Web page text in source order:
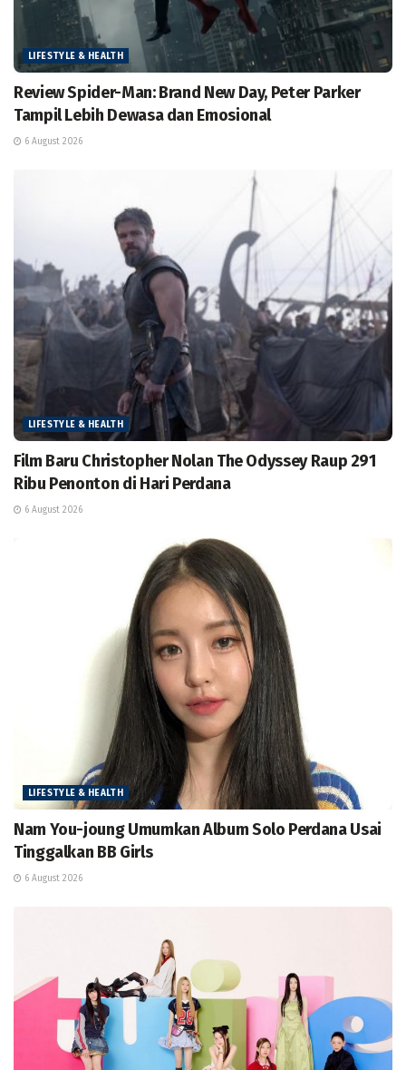
LIFESTYLE & HEALTH
Review Spider-Man: Brand New Day, Peter Parker
Tampil Lebih Dewasa dan Emosional
6 August 2026
LIFESTYLE & HEALTH
Film Baru Christopher Nolan The Odyssey Raup 291
Ribu Penonton di Hari Perdana
6 August 2026
LIFESTYLE & HEALTH
Nam You-joung Umumkan Album Solo Perdana Usai
Tinggalkan BB Girls
6 August 2026